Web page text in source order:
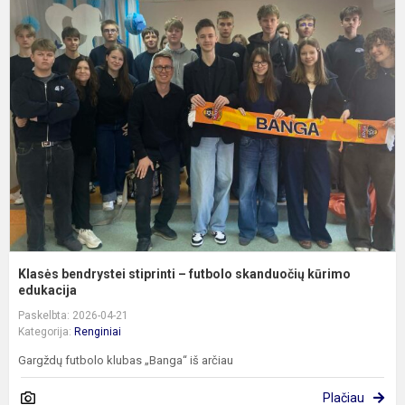
Klasės bendrystei stiprinti – futbolo skanduočių kūrimo
edukacija
Paskelbta: 2026-04-21
Kategorija: Renginiai
Gargždų futbolo klubas „Banga“ iš arčiau
Plačiau